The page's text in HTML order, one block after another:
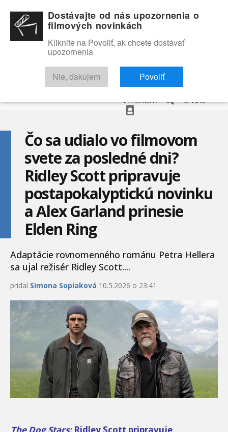
RECENZIE TRAILERY FILMOVÁ DATABÁZA
VYHĽADAŤ O NÁS
Čo sa udialo vo filmovom
svete za posledné dni?
Ridley Scott pripravuje
postapokalyptickú novinku
a Alex Garland prinesie
Elden Ring
Adaptácie rovnomenného románu Petra Hellera
sa ujal režisér Ridley Scott....
pridal Simona Sopiaková 10.5.2026 o 23:41
Dostávajte od nás upozornenia o
filmových novinkách
Kliknite na Povoliť, ak chcete dostávať
upozornenia
Nie, ďakujem Povoliť